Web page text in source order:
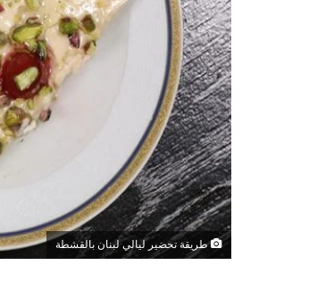
طريقة تحضير ليالي لبنان بالقشطة